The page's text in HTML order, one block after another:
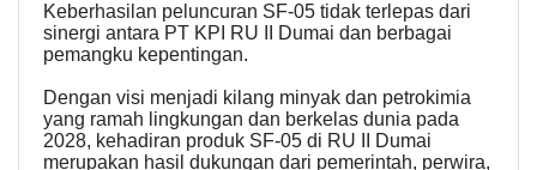
Keberhasilan peluncuran SF-05 tidak terlepas dari
sinergi antara PT KPI RU II Dumai dan berbagai
pemangku kepentingan.
Dengan visi menjadi kilang minyak dan petrokimia
yang ramah lingkungan dan berkelas dunia pada
2028, kehadiran produk SF-05 di RU II Dumai
merupakan hasil dukungan dari pemerintah, perwira,